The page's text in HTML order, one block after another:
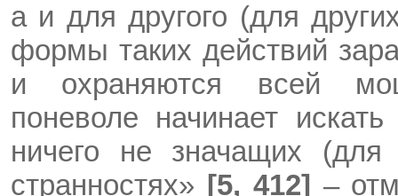
а и для другого (для
формы таких действий
и охраняются всей
поневоле начинает
ничего не значащих
странностях» [5, 412] –